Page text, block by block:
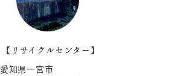
【リサイクルセンター】
愛知県一宮市